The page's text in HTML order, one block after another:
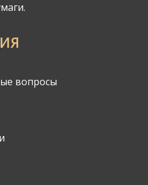
вопросы